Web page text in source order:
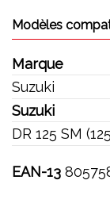
Modèles
Marque
Suzuki
Suzuki
DR 125 SM
EAN-13